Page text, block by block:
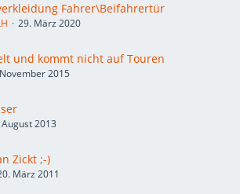
Fahrer\Beifahrertür
29. März 2020
und kommt nicht auf Touren
2015
August 2013
Zickt ;-)
März 2011